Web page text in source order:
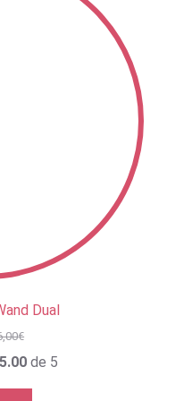
Dual
€
5.00 de 5